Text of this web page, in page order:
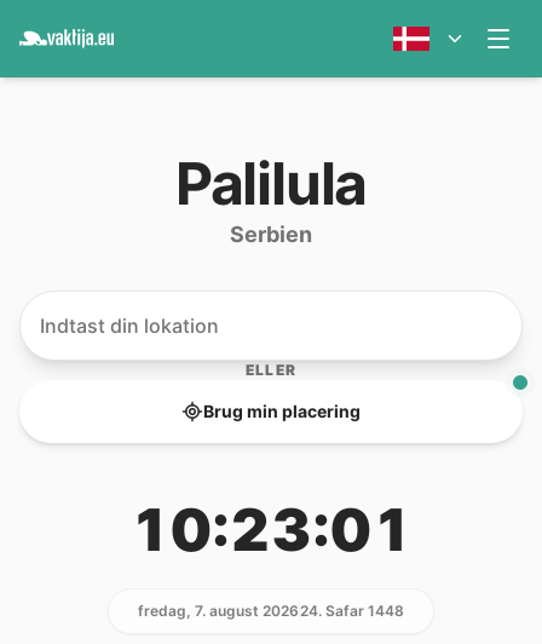
Palilula
Serbien
ELLER
Brug min placering
10:23:01
fredag, 7. august 202624. Safar 1448